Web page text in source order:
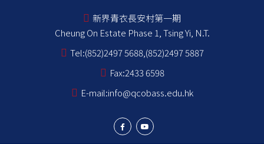
新界青衣長安村第一期
Cheung On Estate Phase 1, Tsing Yi, N.T.
Tel:(852)2497 5688,(852)2497 5887
Fax:2433 6598
E-mail:info@qcobass.edu.hk